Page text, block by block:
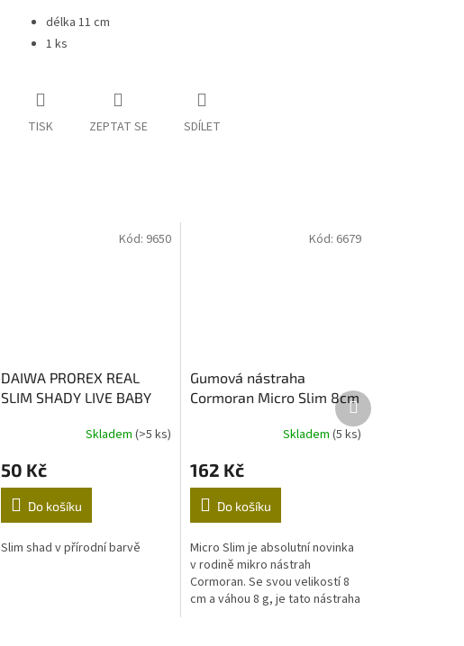
délka 11 cm
1 ks
TISK ZEPTAT SE SDÍLET
DAIWA PROREX REAL
SLIM SHADY LIVE BABY
Skladem(>5 ks)
50 Kč
Do košíku
Slim shad v přírodní barvě
Kód: 9650
Gumová nástraha
Cormoran Micro Slim 8cm
Skladem (5 ks)
162 Kč
Do košíku
Micro Slim je absolutní novinka
v rodině mikro nástrah
Cormoran. Se svou velikostí 8
cm a váhou 8 g, je tato nástraha
Kód: 6679
Další
produkt